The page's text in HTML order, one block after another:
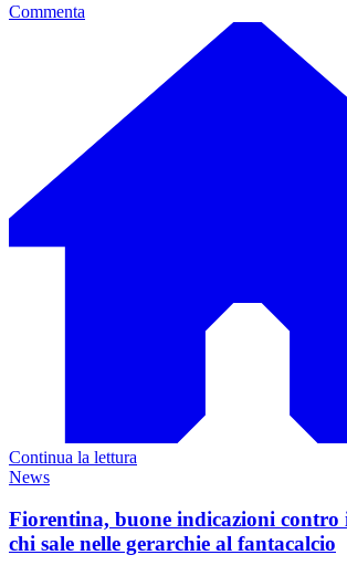
Commenta
Continua la lettura
News
Fiorentina, buone indicazioni
chi sale nelle gerarchie al fantacalcio